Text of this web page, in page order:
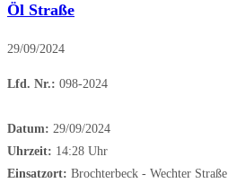
Öl Straße
29/09/2024
Lfd. Nr.: 098-2024
Datum: 29/09/2024
Uhrzeit: 14:28 Uhr
Einsatzort: Brochterbeck - Wechter Straße